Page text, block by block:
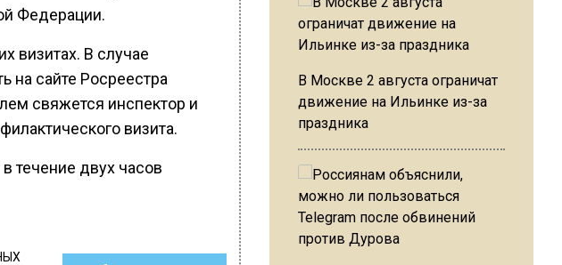
Федерации.
визитах. В случае
на сайте Росреестра
свяжется инспектор и
визита.
течение двух часов
В Москве 2 августа ограничат
движение на Ильинке из-за
праздника